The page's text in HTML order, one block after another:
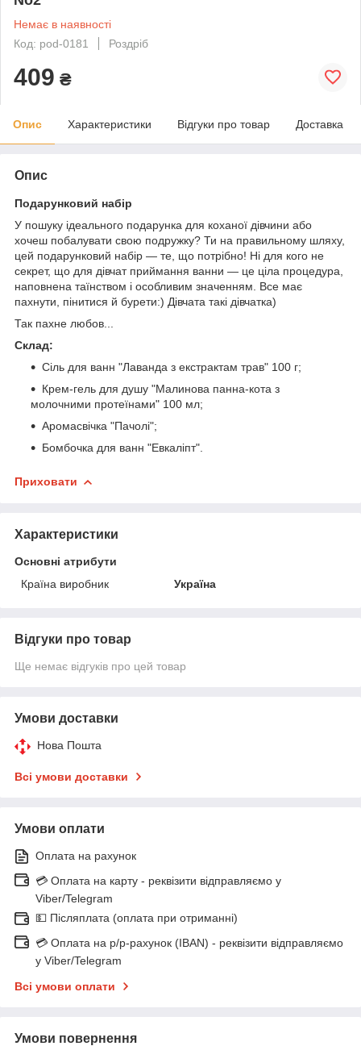
Немає в наявності
Код: pod-0181
Роздріб
409 ₴
Опис Характеристики Відгуки про товар Доставка
Опис
Подарунковий набір
У пошуку ідеального подарунка для коханої дівчини або
хочеш побалувати свою подружку? Ти на правильному шляху,
цей подарунковий набір — те, що потрібно! Ні для кого не
секрет, що для дівчат приймання ванни — це ціла процедура,
наповнена таїнством і особливим значенням. Все має
пахнути, пінитися й бурети:) Дівчата такі дівчатка)
Так пахне любов...
Склад:
Сіль для ванн "Лаванда з екстрактам трав" 100 г;
Крем-гель для душу "Малинова панна-кота з
молочними протеїнами" 100 мл;
Аромасвічка "Пачолі";
Бомбочка для ванн "Евкаліпт".
Приховати
Характеристики
Основні атрибути
Країна виробник
Україна
Відгуки про товар
Ще немає відгуків про цей товар
Умови доставки
Нова Пошта
Всі умови доставки
Умови оплати
Оплата на рахунок
💳 Оплата на карту - реквізити відправляємо у
Viber/Telegram
💵 Післяплата (оплата при отриманні)
💳 Оплата на р/р-рахунок (IBAN) - реквізити відправляємо
у Viber/Telegram
Всі умови оплати
Умови повернення